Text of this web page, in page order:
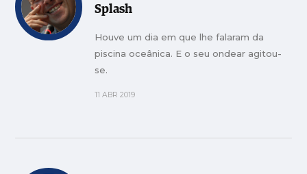
Splash
Houve um dia em que lhe falaram da
piscina oceânica. E o seu ondear agitou-
se.
11 ABR 2019